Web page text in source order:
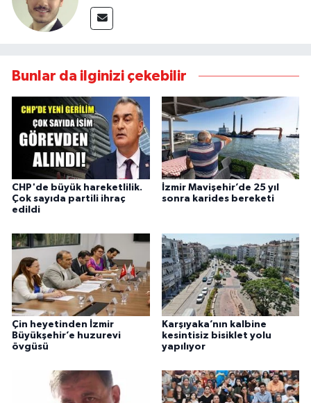
Bunlar da ilginizi çekebilir
CHP'de büyük hareketlilik.
Çok sayıda partili ihraç
edildi
İzmir Mavişehir’de 25 yıl
sonra karides bereketi
Çin heyetinden İzmir
Büyükşehir’e huzurevi
övgüsü
Karşıyaka’nın kalbine
kesintisiz bisiklet yolu
yapılıyor